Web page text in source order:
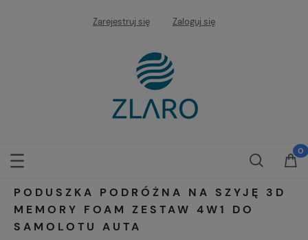
Zarejestruj się Zaloguj się
PODUSZKA PODRÓŻNA NA SZYJĘ 3D
MEMORY FOAM ZESTAW 4W1 DO
SAMOLOTU AUTA